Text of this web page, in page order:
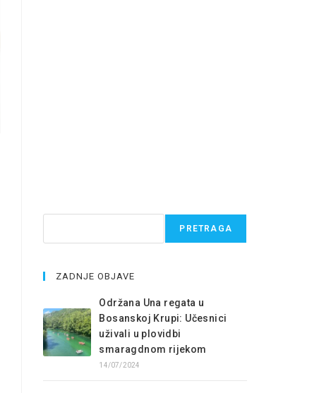
PRETRAGA
ZADNJE OBJAVE
Održana Una regata u
Bosanskoj Krupi: Učesnici
uživali u plovidbi
smaragdnom rijekom
14/07/2024